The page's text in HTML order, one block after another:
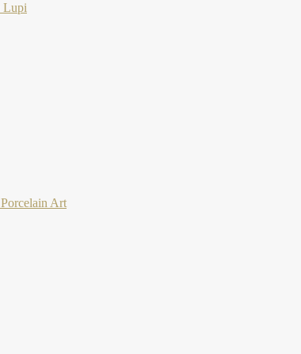
Lupi
Art